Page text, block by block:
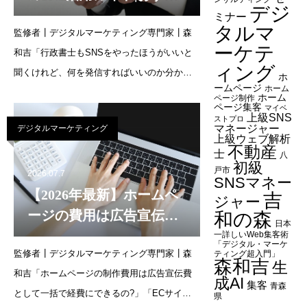
め媒体・投稿ネタ・注意
点を初心者向けにやさし
く解説
監修者┃デジタルマーケティング専門家┃森
和吉「行政書士もSNSをやったほうがいいと
聞くけれど、何を発信すればいいのか分から
わらないか心配」そんなお悩みはありません
か。行政書士は全国に5万人以上が登録してお
り、紹介だけで
デジタルマーケティング
2026.07.7
【2026年最新】ホームペ
ージの費用は広告宣伝費
で落とせる?勘定科目・仕
訳・資産計上の判断基準
をやさしく解説
監修者┃デジタルマーケティング専門家┃森
和吉「ホームページの制作費用は広告宣伝費
として一括で経費にできるの?」「ECサイト
ミナー デジ
タルマ
ーケテ
ィング ホ
ームページ ホーム
ページ制作 ホーム
ページ集客 マイベ
ストプロ
上級SNS
マネージャー
上級ウェブ解析
士 不動産 八
戸市 初級
SNSマネー
ジャー 吉
和の森 日本
一詳しいWeb集客術
「デジタル・マーケ
ティング超入門」
森和吉生
成AI 集客 青森
県